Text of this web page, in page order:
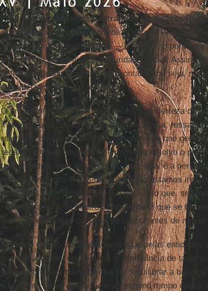
ParaAntonio Neto,daCentral dos Sindicatos
que aceitaram negociar com os governos — a
CSB
criado pela presidenteDilma — é clara, e o ponto
previdência deslocada da seguridade social. Assim,
déficit alardeado é puramente “contábil”, ou seja,
considera o “pago e o recebido”.
O presidente daCSBé mais taxativo na certeza de
interessa uma nova reforma da previdência,
retomada do desenvolvimento econômico, que gera
receita. “O mais importante é como eu resolvo o
trabalhadores sem emprego, ou seja, qual é a
desenvolvimento. É nesse sentido que estamos
insistimos com Temer”, diz. E é para isso que,
representa está “lá dentro”: para impedir que se
que existem outras coisas a se fazer “antes de
Fazendo eco ao documento entregue pelas
governo interino, ele destaca a importância de taxar
isenções fiscais como formas de “equilibrar a
o aumento de arrecadação e ao mesmo tempo